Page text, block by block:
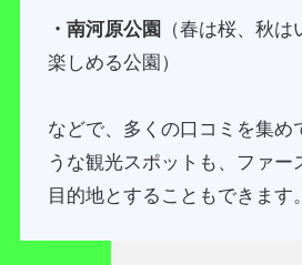
・南河原公園
（春は桜、秋
楽しめる公園）
などで、多くの口コミを集め
うな観光スポットも、ファー
目的地とすることもできます。